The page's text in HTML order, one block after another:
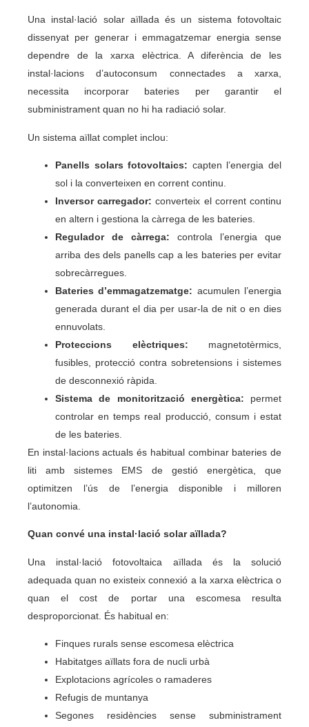
Una instal·lació solar aïllada és un sistema fotovoltaic
dissenyat per generar i emmagatzemar energia sense
dependre de la xarxa elèctrica. A diferència de les
instal·lacions d’autoconsum connectades a xarxa,
necessita incorporar bateries per garantir el
subministrament quan no hi ha radiació solar.
Un sistema aïllat complet inclou:
Panells solars fotovoltaics: capten l’energia del
sol i la converteixen en corrent continu.
Inversor carregador: converteix el corrent continu
en altern i gestiona la càrrega de les bateries.
Regulador de càrrega: controla l’energia que
arriba des dels panells cap a les bateries per evitar
sobrecàrregues.
Bateries d’emmagatzematge: acumulen l’energia
generada durant el dia per usar-la de nit o en dies
ennuvolats.
Proteccions elèctriques: magnetotèrmics,
fusibles, protecció contra sobretensions i sistemes
de desconnexió ràpida.
Sistema de monitorització energètica: permet
controlar en temps real producció, consum i estat
de les bateries.
En instal·lacions actuals és habitual combinar bateries de
liti amb sistemes EMS de gestió energètica, que
optimitzen l’ús de l’energia disponible i milloren
l’autonomia.
Quan convé una instal·lació solar aïllada?
Una instal·lació fotovoltaica aïllada és la solució
adequada quan no existeix connexió a la xarxa elèctrica o
quan el cost de portar una escomesa resulta
desproporcionat. És habitual en:
Finques rurals sense escomesa elèctrica
Habitatges aïllats fora de nucli urbà
Explotacions agrícoles o ramaderes
Refugis de muntanya
Segones residències sense subministrament